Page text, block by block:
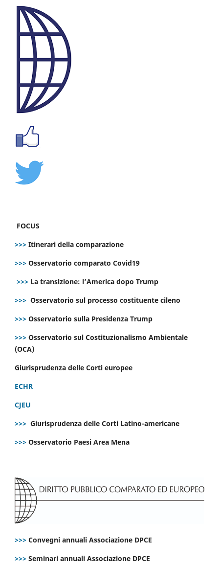
FOCUS
>>> Itinerari della comparazione
>>> Osservatorio comparato Covid19
>>> La transizione: l’America dopo Trump
>>> Osservatorio sul processo costituente cileno
>>> Osservatorio sulla Presidenza Trump
>>> Osservatorio sul Costituzionalismo Ambientale
(OCA)
Giurisprudenza delle Corti europee
ECHR
CJEU
>>> Giurisprudenza delle Corti Latino-americane
>>> Osservatorio Paesi Area Mena
>>> Convegni annuali Associazione DPCE
>>> Seminari annuali Associazione DPCE